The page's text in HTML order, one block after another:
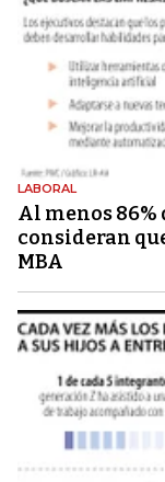
LABORAL
Al menos
consideran
MBA